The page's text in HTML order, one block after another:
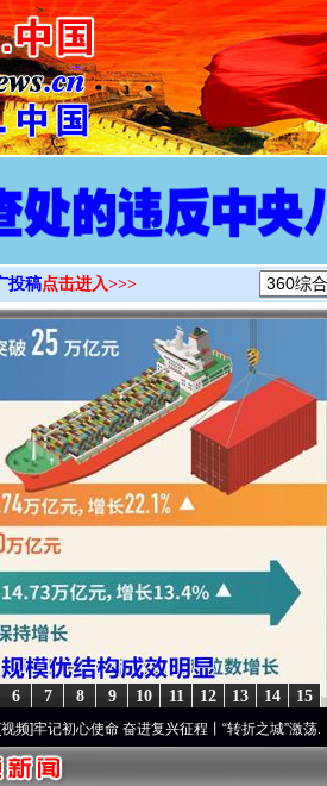
>
投稿点击进入>>>
15
14
13
12
11
10
9
8
7
6
初心使命 奋进复兴征程丨“转折之城”激荡..·[视频]
一纸欠条伤亲情 巡回调解促和
法徽映军营 权益有保障
一批国家标准开始实施